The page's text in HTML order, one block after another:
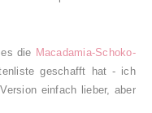
die Macadamia-Schoko-
geschafft hat - ich
einfach lieber, aber